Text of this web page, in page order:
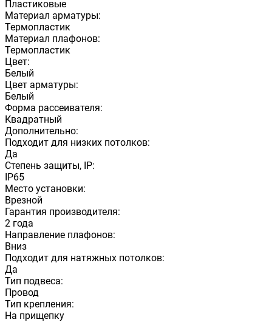
Пластиковые
Материал арматуры:
Термопластик
Материал плафонов:
Термопластик
Цвет:
Белый
Цвет арматуры:
Белый
Форма рассеивателя:
Квадратный
Дополнительно:
Подходит для низких потолков:
Да
Степень защиты, IP:
IP65
Место установки:
Врезной
Гарантия производителя:
2 года
Направление плафонов:
Вниз
Подходит для натяжных потолков:
Да
Тип подвеса:
Провод
Тип крепления:
На прищепку